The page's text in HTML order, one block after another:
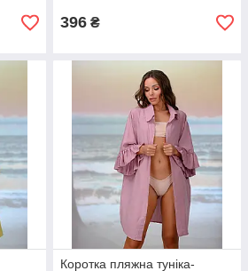
396 ₴
Коротка пляжна туніка-